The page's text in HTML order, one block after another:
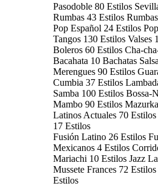
Pasodoble 80 Estilos
Rumbas 43 Estilos
Pop Español 24 Estilos
Tangos 130 Estilos Valses
Boleros 60 Estilos Cha-
Bacahata 10 Bachatas
Merengues 90 Estilos
Cumbia 37 Estilos
Samba 100 Estilos Bossa-
Mambo 90 Estilos
Latinos Actuales 70
17 Estilos
Fusión Latino 26 Estilos
Mexicanos 4 Estilos
Mariachi 10 Estilos Jazz
Mussete Frances 72
Estilos